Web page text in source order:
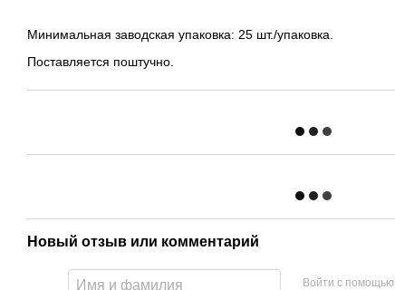
Минимальная заводская упаковка: 25 шт./упаковка.
Поставляется поштучно.
Новый отзыв или комментарий
Войти с помощью